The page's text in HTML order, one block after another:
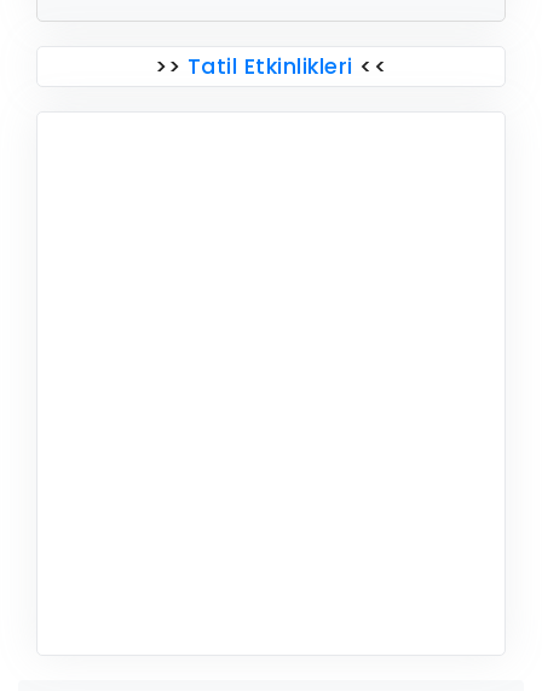
>> Tatil Etkinlikleri <<